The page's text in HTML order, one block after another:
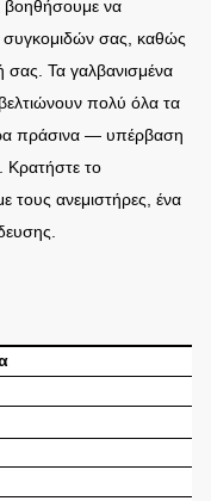
βοηθήσουμε να
συγκομιδών σας, καθώς
σας. Τα γαλβανισμένα
πολύ όλα τα
πράσινα — υπέρβαση
Κρατήστε το
τους ανεμιστήρες, ένα